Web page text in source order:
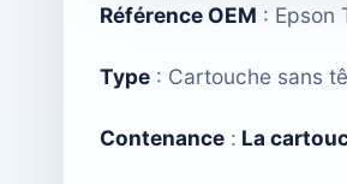
Référence OEM : Epson
Type : Cartouche sans
Contenance : La